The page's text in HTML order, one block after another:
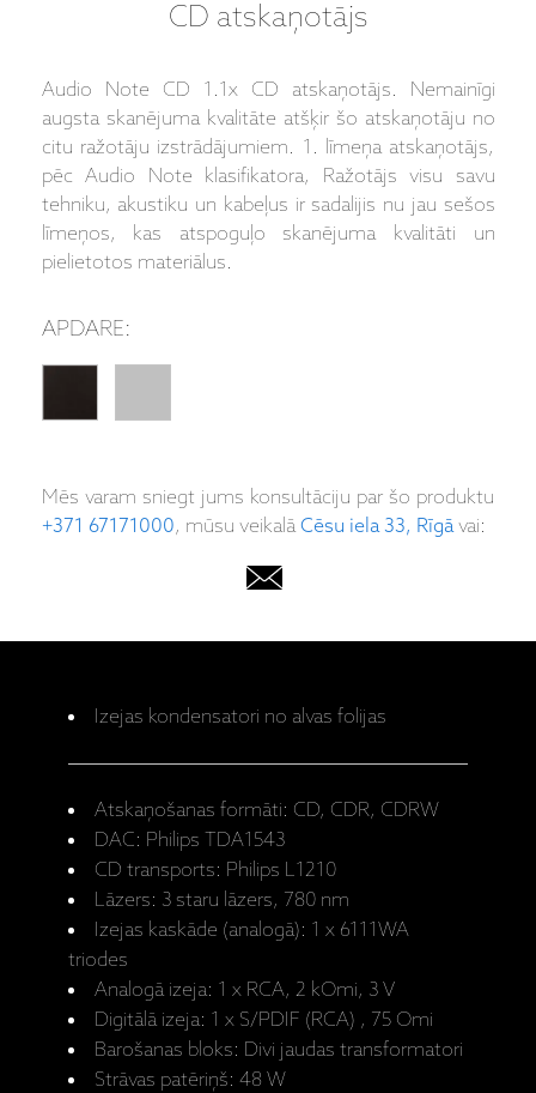
CD atskaņotājs
Audio Note CD 1.1x CD atskaņotājs. Nemainīgi
augsta skanējuma kvalitāte atšķir šo atskaņotāju no
citu ražotāju izstrādājumiem. 1. līmeņa atskaņotājs,
pēc Audio Note klasifikatora, Ražotājs visu savu
tehniku, akustiku un kabeļus ir sadalijis nu jau sešos
līmeņos, kas atspoguļo skanējuma kvalitāti un
pielietotos materiālus.
APDARE:
Mēs varam sniegt jums konsultāciju par šo produktu
+371 67171000, mūsu veikalāCēsu iela 33, Rīgāvai:
Izejas kondensatori no alvas folijas
Atskaņošanas formāti: CD, CDR, CDRW
DAC: Philips TDA1543
CD transports: Philips L1210
Lāzers: 3 staru lāzers, 780 nm
Izejas kaskāde (analogā): 1 x 6111WA
triodes
Analogā izeja: 1 x RCA, 2 kOmi, 3 V
Digitālā izeja: 1 x S/PDIF (RCA) , 75 Omi
Barošanas bloks: Divi jaudas transformatori
Strāvas patēriņš: 48 W